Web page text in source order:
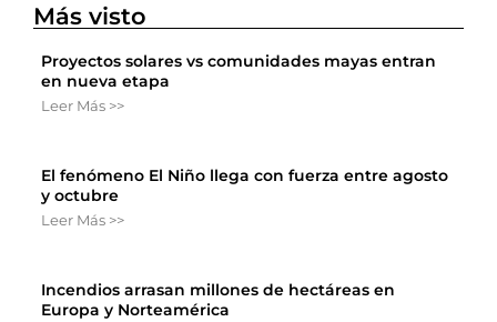
Más visto
Proyectos solares vs comunidades mayas entran
en nueva etapa
Leer Más >>
El fenómeno El Niño llega con fuerza entre agosto
y octubre
Leer Más >>
Incendios arrasan millones de hectáreas en
Europa y Norteamérica